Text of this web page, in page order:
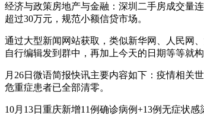
经济与政策房地产与金融：深圳二手房成交量
超过30万元，规范小额信贷市场。
通过大型新闻网站获取，类似新华网、人民网
自行编辑发到群中，再加上今天的日期等等就
月26日微语简报快讯主要内容如下：疫情相关
危重症患者已全部清零。
10月13日重庆新增11例确诊病例+13例无症状感